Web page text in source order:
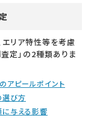
リア特性等を考慮
定」の2種類ありま
アピールポイント
選び方
与える影響